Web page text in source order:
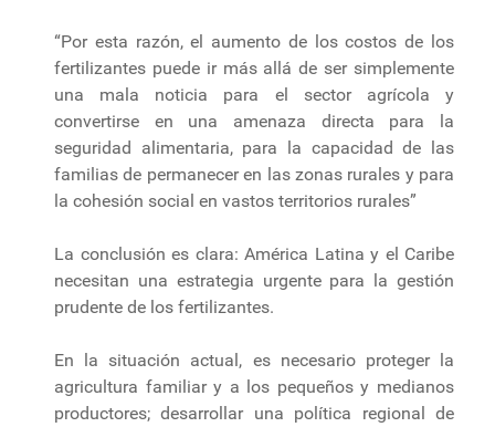
“Por esta razón, el aumento de los costos de los
fertilizantes puede ir más allá de ser simplemente
una mala noticia para el sector agrícola y
convertirse en una amenaza directa para la
seguridad alimentaria, para la capacidad de las
familias de permanecer en las zonas rurales y para
la cohesión social en vastos territorios rurales”
La conclusión es clara: América Latina y el Caribe
necesitan una estrategia urgente para la gestión
prudente de los fertilizantes.
En la situación actual, es necesario proteger la
agricultura familiar y a los pequeños y medianos
productores; desarrollar una política regional de